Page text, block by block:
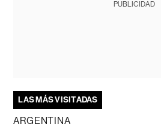
PUBLICIDAD
LAS MÁS VISITADAS
ARGENTINA